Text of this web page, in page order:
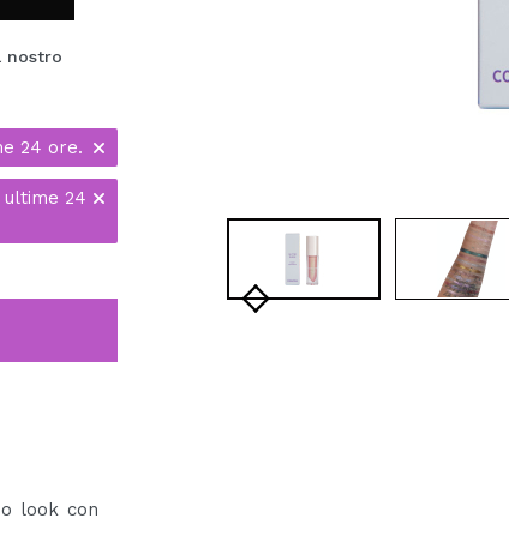
nostro
24 ore.
24
look con